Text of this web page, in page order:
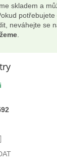
skladem a
potřebujete
neváhejte se